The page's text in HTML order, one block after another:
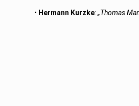
• Hermann Kurzke:„Thomas